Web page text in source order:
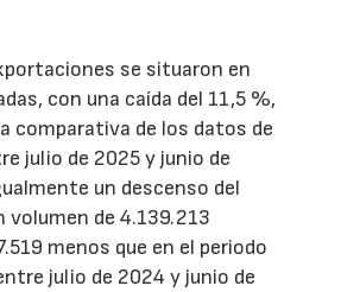
se situaron en
con una caída del 11,5 %,
comparativa de los datos de
julio de 2025 y junio de
un descenso del
volumen de 4.139.213
menos que en el periodo
julio de 2024 y junio de